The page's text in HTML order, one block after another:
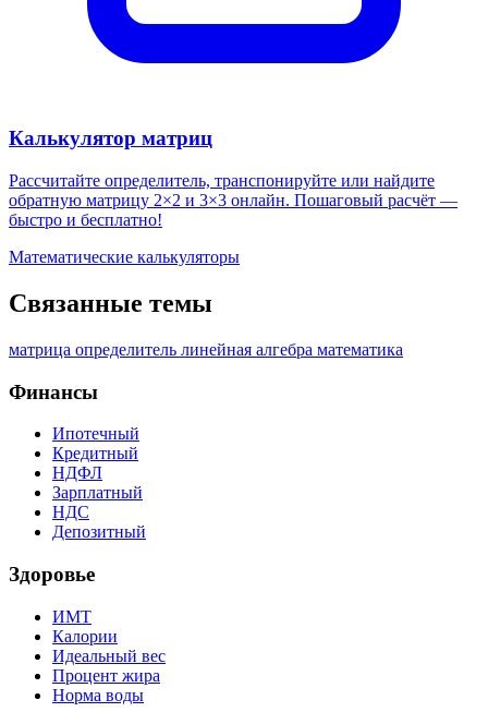
Калькулятор матриц
Рассчитайте определитель, транспонируйте или найдите
обратную матрицу 2×2 и 3×3 онлайн. Пошаговый расчёт —
быстро и бесплатно!
Математические калькуляторы
Связанные темы
матрица определитель линейная алгебра математика
Финансы
Ипотечный
Кредитный
НДФЛ
Зарплатный
НДС
Депозитный
Здоровье
ИМТ
Калории
Идеальный вес
Процент жира
Норма воды